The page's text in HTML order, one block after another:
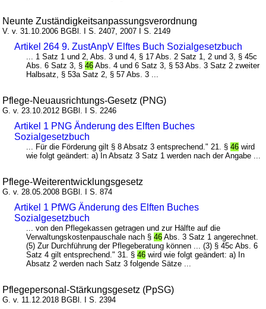
Neunte Zuständigkeitsanpassungsverordnung
V. v. 31.10.2006 BGBl. I S. 2407, 2007 I S. 2149
Artikel 264 9. ZustAnpV Elftes Buch Sozialgesetzbuch
... 1 Satz 1 und 2, Abs. 3 und 4, § 17 Abs. 2 Satz 1, 2 und 3, § 45c
Abs. 6 Satz 3, §46 Abs. 4 und 6 Satz 3, § 53 Abs. 3 Satz 2 zweiter
Halbsatz, § 53a Satz 2, § 57 Abs. 3 ...
Pflege-Neuausrichtungs-Gesetz (PNG)
G. v. 23.10.2012 BGBl. I S. 2246
Artikel 1 PNG Änderung des Elften Buches
Sozialgesetzbuch
... Für die Förderung gilt § 8 Absatz 3 entsprechend." 21. §46 wird
wie folgt geändert: a) In Absatz 3 Satz 1 werden nach der Angabe ...
Pflege-Weiterentwicklungsgesetz
G. v. 28.05.2008 BGBl. I S. 874
Artikel 1 PfWG Änderung des Elften Buches
Sozialgesetzbuch
... von den Pflegekassen getragen und zur Hälfte auf die
Verwaltungskostenpauschale nach §46 Abs. 3 Satz 1 angerechnet.
(5) Zur Durchführung der Pflegeberatung können ... (3) § 45c Abs. 6
Satz 4 gilt entsprechend." 31. §46 wird wie folgt geändert: a) In
Absatz 2 werden nach Satz 3 folgende Sätze ...
Pflegepersonal-Stärkungsgesetz (PpSG)
G. v. 11.12.2018 BGBl. I S. 2394